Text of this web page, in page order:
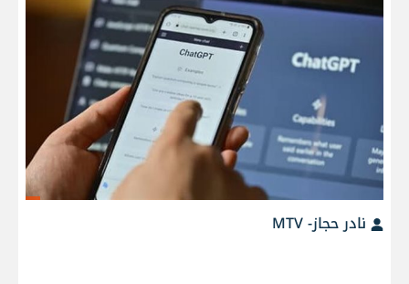
نادر حجاز- MTV